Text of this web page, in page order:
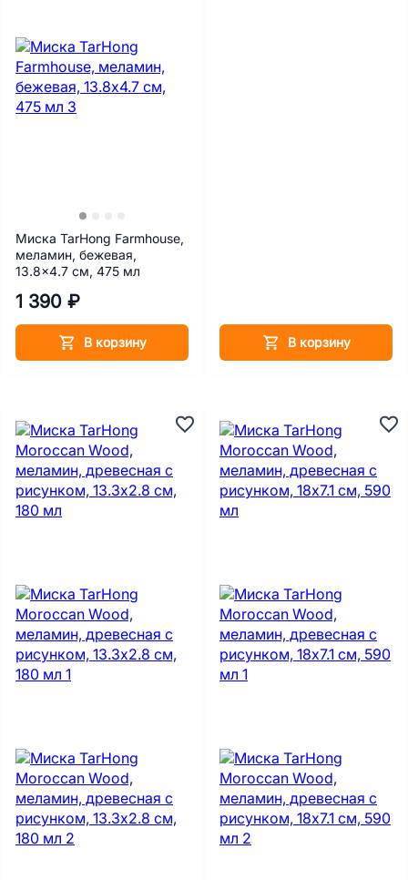
Миска TarHong Farmhouse,
меламин, бежевая,
13.8x4.7 см, 475 мл
1 390 ₽
В корзину В корзину